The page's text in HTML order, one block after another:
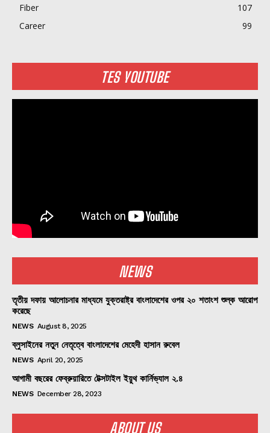
Fiber
107
Career
99
TES YOUTUBE
NEWS
তৃতীয় দফায় আলোচনার মাধ্যমে যুক্তরাষ্ট্র বাংলাদেশের ওপর ২০ শতাংশ শুল্ক আরোপ
করেছে
NEWS August 8, 2025
ব্লুসাইনের নতুন নেতৃত্বে বাংলাদেশের মেহেদী হাসান রুবেল
NEWS April 20, 2025
আগামী বছরের ফেব্রুয়ারিতে টেক্সটাইল ইয়ুথ কার্নিভ্যাল ২.৪
NEWS December 28, 2023
ABOUT US